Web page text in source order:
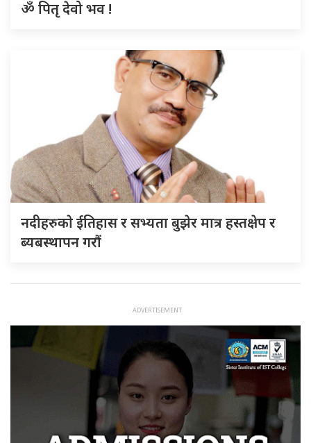
ॐ पितृ देवो भव !
नदीहरुकाे ईतिहास र सभ्यता बुझेर मात्र हस्तक्षेप र
ब्यबस्थापन गराैं